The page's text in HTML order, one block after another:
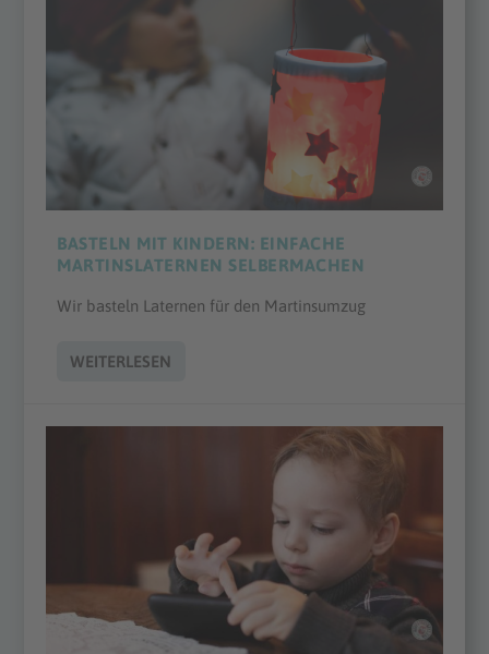
BASTELN MIT KINDERN: EINFACHE
MARTINSLATERNEN SELBERMACHEN
Wir basteln Laternen für den Martinsumzug
WEITERLESEN